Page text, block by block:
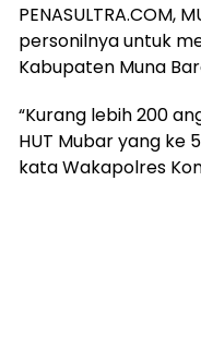
PENASULTRA.COM,
personilnya untuk
Kabupaten Muna
“Kurang lebih 200
HUT Mubar yang ke
kata Wakapolres